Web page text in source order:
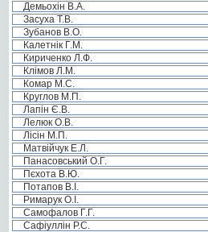
Демьохін В.А.
Засуха Т.В.
Зубанов В.О.
Калетнік Г.М.
Кириченко Л.Ф.
Клімов Л.М.
Комар М.С.
Круглов М.П.
Лапін Є.В.
Лелюк О.В.
Лісін М.П.
Матвійчук Е.Л.
Панасовський О.Г.
Пєхота В.Ю.
Потапов В.І.
Римарук О.І.
Самофалов Г.Г.
Сафіуллін Р.С.